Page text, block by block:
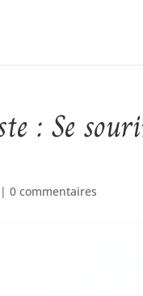
: Se
|0 commentaires